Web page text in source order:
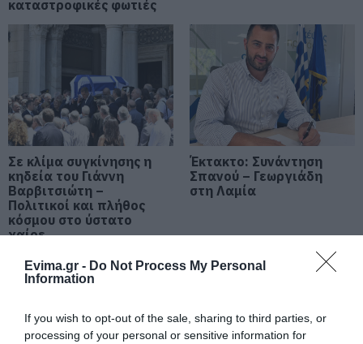
Evima.gr - Do Not Process My Personal
Information
If you wish to opt-out of the sale, sharing to third parties, or
processing of your personal or sensitive information for
Ο απόλυτος οδηγός για να ζήσεις
τη Σαντορίνη από τη θάλασσα
Κρίσιμες ώρες για άνδρα που
τραυματίστηκε σε τροχαίο στην
Εύβοια
05.08.2026 | 18:40
Τρόμος σε πτήση της Air India: Το
αεροσκάφος έχασε απότομα ύψος
– 17 τραυματίες
05.08.2026 | 18:20
Μεγάλη προσοχή στην Εύβοια:
Νέα τηλεφωνική απάτη
καταστροφικές φωτιές
Σε κλίμα συγκίνησης η
κηδεία του Γιάννη
Βαρβιτσιώτη –
Πολιτικοί και πλήθος
κόσμου στο ύστατο
χαίρε
Έκτακτο: Συνάντηση
Σπανού – Γεωργιάδη
στη Λαμία